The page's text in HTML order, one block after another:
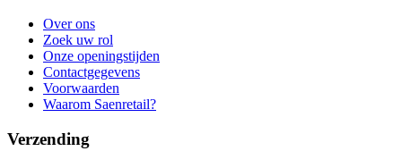
Over ons
Zoek uw rol
Onze openingstijden
Contactgegevens
Voorwaarden
Waarom Saenretail?
Verzending